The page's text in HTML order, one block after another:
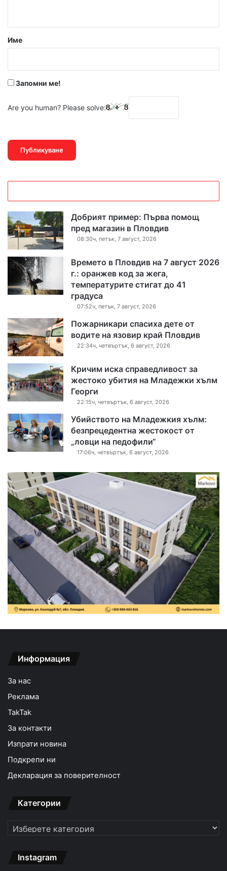
р
Име
Запомни ме!
Are you human? Please solve:
Добрият пример: Първа помощ
пред магазин в Пловдив
08:30ч, петък, 7 август, 2026
Времето в Пловдив на 7 август 2026
г.: оранжев код за жега,
температурите стигат до 41
градуса
07:52ч, петък, 7 август, 2026
Пожарникари спасиха дете от
водите на язовир край Пловдив
22:34ч, четвъртък, 6 август, 2026
Кричим иска справедливост за
жестоко убития на Младежки хълм
Георги
22:15ч, четвъртък, 6 август, 2026
Убийството на Младежкия хълм:
безпрецедентна жестокост от
„ловци на педофили“
17:06ч, четвъртък, 6 август, 2026
Информация
За нас
Реклама
TakTak
За контакти
Изпрати новина
Подкрепи ни
Декларация за поверителност
Категории
Категории
Instagram